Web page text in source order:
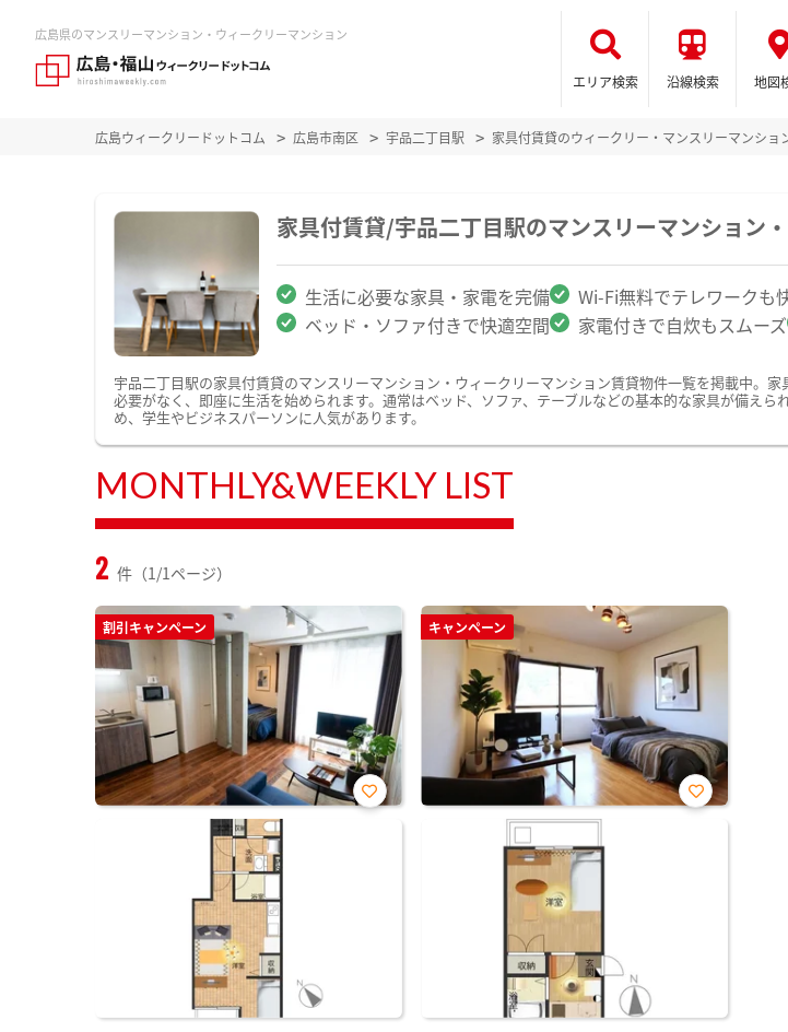
広島県のマンスリーマンション・ウィークリーマンション
エリア検索 沿線検索 地図
広島ウィークリードットコム 広島市南区 宇品二丁目駅 家具付賃貸のウィークリー・マンスリーマンショ
家具付賃貸/宇品二丁目駅のマンスリーマンション
生活に必要な家具・家電を完備 Wi-Fi無料でテレワークも
ベッド・ソファ付きで快適空間
家電付きで自炊もスムーズ
宇品二丁目駅の家具付賃貸のマンスリーマンション・ウィークリーマンション賃貸物件一覧を掲載中。
必要がなく、即座に生活を始められます。通常はベッド、ソファ、テーブルなどの基本的な家具が備え
め、学生やビジネスパーソンに人気があります。
MONTHLY&WEEKLY LIST
2 件（1/1ページ）
割引キャンペーン
お気
キャンペーン
お気